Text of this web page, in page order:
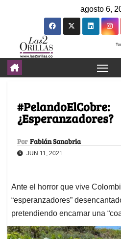
agosto 6,
#PelandoElCobre:
¿Esperanzadores?
Por Fabián Sanabria
JUN 11, 2021
Ante el horror que vive
“esperanzadores”
pretendiendo encarnar una